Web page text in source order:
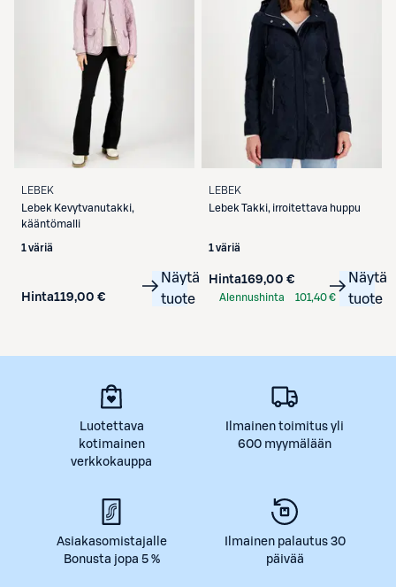
LEBEK
Lebek Kevytvanutakki,
kääntömalli
1 väriä
Hinta119,00 €
Näytä
tuote
LEBEK
Lebek Takki, irroitettava huppu
1 väriä
Hinta169,00 €
Alennushinta
101,40 €
Näytä
tuote
Luotettava
kotimainen
verkkokauppa
Ilmainen toimitus yli
600 myymälään
Asiakasomistajalle
Bonusta jopa 5 %
Ilmainen palautus 30
päivää